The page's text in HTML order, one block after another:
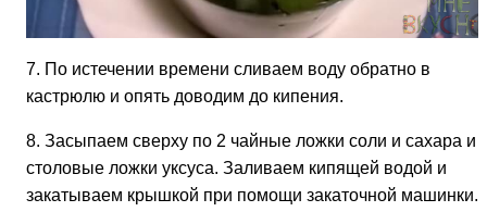
7. По истечении времени сливаем воду обратно в
кастрюлю и опять доводим до кипения.
8. Засыпаем сверху по 2 чайные ложки соли и сахара и
столовые ложки уксуса. Заливаем кипящей водой и
закатываем крышкой при помощи закаточной машинки.